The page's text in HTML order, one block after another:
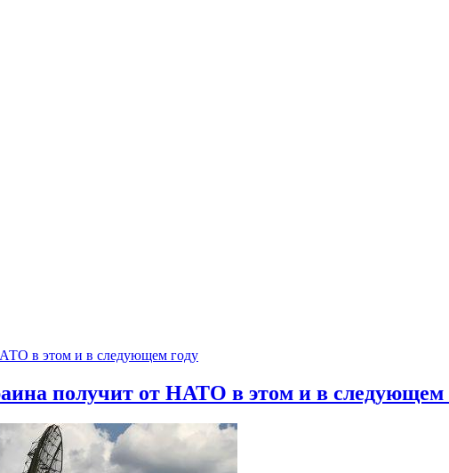
получит от НАТО в этом и в следующем